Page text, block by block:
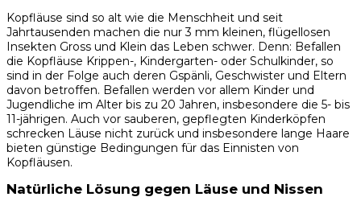
Kopfläuse sind so alt wie die Menschheit und seit
Jahrtausenden machen die nur 3 mm kleinen, flügellosen
Insekten Gross und Klein das Leben schwer. Denn: Befallen
die Kopfläuse Krippen-, Kindergarten- oder Schulkinder, so
sind in der Folge auch deren Gspänli, Geschwister und Eltern
davon betroffen. Befallen werden vor allem Kinder und
Jugendliche im Alter bis zu 20 Jahren, insbesondere die 5- bis
11-jährigen. Auch vor sauberen, gepflegten Kinderköpfen
schrecken Läuse nicht zurück und insbesondere lange Haare
bieten günstige Bedingungen für das Einnisten von
Kopfläusen.
Natürliche Lösung gegen Läuse und Nissen